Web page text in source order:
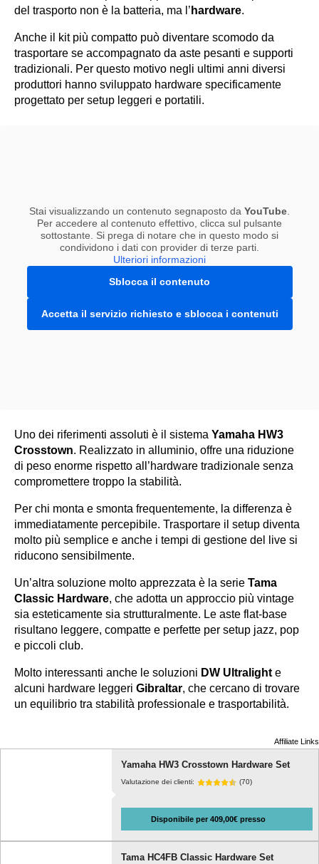
del trasporto non è la batteria, ma l’ hardware.
Anche il kit più compatto può diventare scomodo da
trasportare se accompagnato da aste pesanti e supporti
tradizionali. Per questo motivo negli ultimi anni diversi
produttori hanno sviluppato hardware specificamente
progettato per setup leggeri e portatili.
Stai visualizzando un contenuto segnaposto da YouTube.
Per accedere al contenuto effettivo, clicca sul pulsante
sottostante. Si prega di notare che in questo modo si
condividono i dati con provider di terze parti.
Ulteriori informazioni
Sblocca il contenuto
Accetta il servizio richiesto e sblocca i contenuti
Uno dei riferimenti assoluti è il sistema Yamaha HW3
Crosstown. Realizzato in alluminio, offre una riduzione
di peso enorme rispetto all’hardware tradizionale senza
compromettere troppo la stabilità.
Per chi monta e smonta frequentemente, la differenza è
immediatamente percepibile. Trasportare il setup diventa
molto più semplice e anche i tempi di gestione del live si
riducono sensibilmente.
Un’altra soluzione molto apprezzata è la serie Tama
Classic Hardware, che adotta un approccio più vintage
sia esteticamente sia strutturalmente. Le aste flat-base
risultano leggere, compatte e perfette per setup jazz, pop
e piccoli club.
Molto interessanti anche le soluzioni DW Ultralight e
alcuni hardware leggeri Gibraltar, che cercano di trovare
un equilibrio tra stabilità professionale e trasportabilità.
Affiliate Links
Yamaha HW3 Crosstown Hardware Set
Valutazione dei clienti: (70)
Disponibile per 409,00€ presso
Tama HC4FB Classic Hardware Set